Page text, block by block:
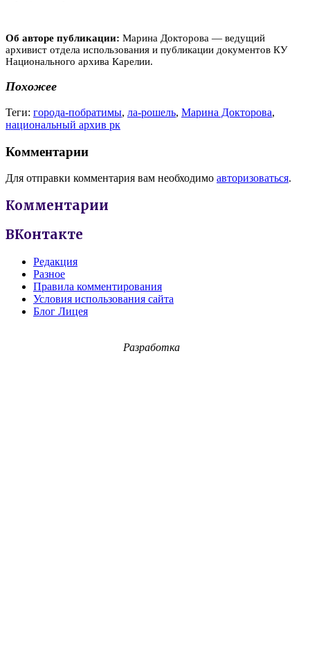
Об авторе публикации: Марина Докторова — ведущий
архивист отдела использования и публикации документов КУ
Национального архива Карелии.
Похожее
Теги: города-побратимы, ла-рошель, Марина Докторова,
национальный архив рк
Комментарии
Для отправки комментария вам необходимо авторизоваться.
Комментарии
ВКонтакте
Редакция
Разное
Правила комментирования
Условия использования сайта
Блог Лицея
Разработка